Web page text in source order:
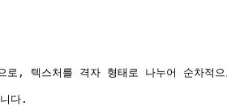
, 텍스처를 격자 형태로 나누어 순차적
다.